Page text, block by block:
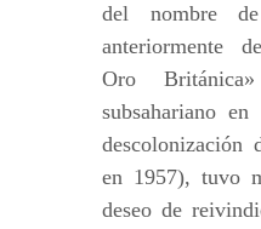
del nombre
anteriormente
Oro
subsahariano
descolonización
en 1957), tuvo
deseo de